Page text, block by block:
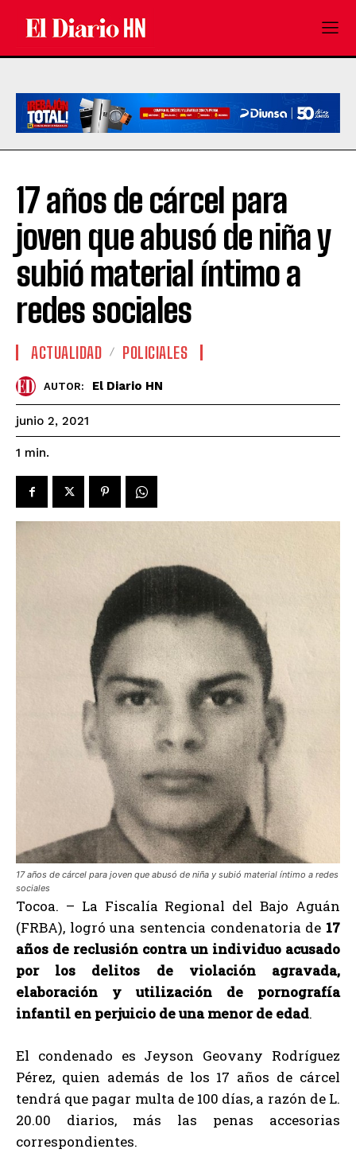
17 años de cárcel para
joven que abusó de niña y
subió material íntimo a
redes sociales
ACTUALIDAD POLICIALES
AUTOR: El Diario HN
junio 2, 2021
1 min.
17 años de cárcel para joven que abusó de niña y subió material íntimo a redes
sociales
Tocoa. – La Fiscalía Regional del Bajo Aguán
(FRBA), logró una sentencia condenatoria de 17
años de reclusión contra un individuo acusado
por los delitos de violación agravada,
elaboración y utilización de pornografía
infantil en perjuicio de una menor de edad.
El condenado es Jeyson Geovany Rodríguez
Pérez, quien además de los 17 años de cárcel
tendrá que pagar multa de 100 días, a razón de L.
20.00 diarios, más las penas accesorias
correspondientes.